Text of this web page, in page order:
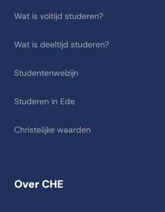
Over CHE
Wat is voltijd studeren?
Wat is deeltijd studeren?
Studentenwelzijn
Studeren in Ede
Christelijke waarden